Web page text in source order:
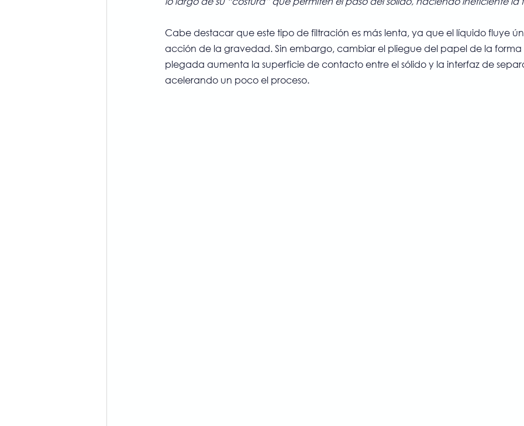
Cabe destacar que este tipo de filtración es más lenta, ya que el líquido fluye
acción de la gravedad. Sin embargo, cambiar el pliegue del papel de la forma
plegada aumenta la superficie de contacto entre el sólido y la interfaz de
acelerando un poco el proceso.